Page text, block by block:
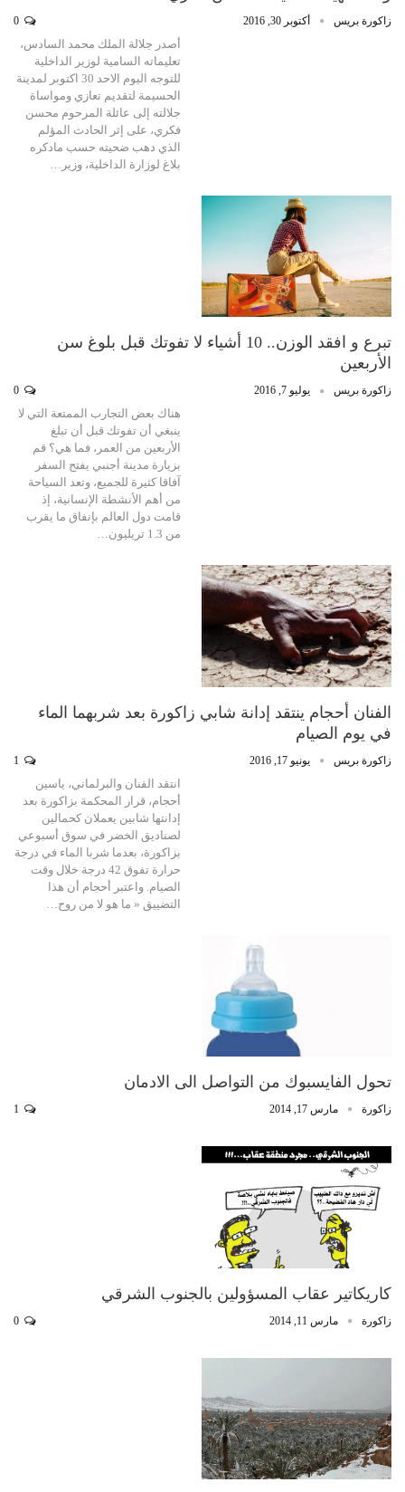
زاكورة بريس أكتوبر 30, 2016
أصدر جلالة الملك محمد السادس،
تعليماته السامية لوزير الداخلية
للتوجه اليوم الاحد 30 اكتوبر لمدينة
الحسيمة لتقديم تعازي ومواساة
جلالته إلى عائلة المرحوم محسن
فكري، على إثر الحادث المؤلم
الذي دهب ضحيته حسب مادكره
بلاغ لوزارة الداخلية، وزير…
تبرع و افقد الوزن.. 10 أشياء لا تفوتك قبل بلوغ سن
الأربعين
زاكورة بريس يوليو 7, 2016
هناك بعض التجارب الممتعة التي لا
ينبغي أن تفوتك قبل أن تبلغ
الأربعين من العمر، فما هي؟ قم
بزيارة مدينة أجنبي يفتح السفر
آفاقا كثيرة للجميع، وتعد السياحة
من أهم الأنشطة الإنسانية، إذ
قامت دول العالم بإنفاق ما يقرب
من 1.3 تريليون…
الفنان أحجام ينتقد إدانة شابي زاكورة بعد شربهما الماء
في يوم الصيام
زاكورة بريس يونيو 17, 2016
انتقد الفنان والبرلماني، ياسين
أحجام، قرار المحكمة بزاكورة بعد
إدانتها شابين يعملان كحمالين
لصناديق الخضر في سوق أسبوعي
بزاكورة، بعدما شربا الماء في درجة
حرارة تفوق 42 درجة خلال وقت
الصيام. واعتبر أحجام أن هذا
التضييق « ما هو لا من روح…
تحول الفايسبوك من التواصل الى الادمان
زاكورة مارس 17, 2014
كاريكاتير عقاب المسؤولين بالجنوب الشرقي
زاكورة مارس 11, 2014